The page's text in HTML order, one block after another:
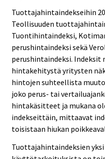
Tuottajahintaindekseihin
Teollisuuden
Tuontihintaindeksi,
perushintaindeksi sekä
perushintaindeksi. Indeksit
hintakehitystä yritysten
hintojen suhteellista
joko perus- tai
hintakäsitteet ja mukana
indekseittäin, mittaavat
toisistaan hiukan
Tuottajahintaindeksien